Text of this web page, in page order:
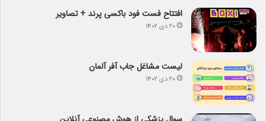
افتتاح فست فود باکسی پرند + تصاویر
۲۰ دی ۱۴۰۲
لیست مشاغل جاب آفر آلمان
۲۰ دی ۱۴۰۲